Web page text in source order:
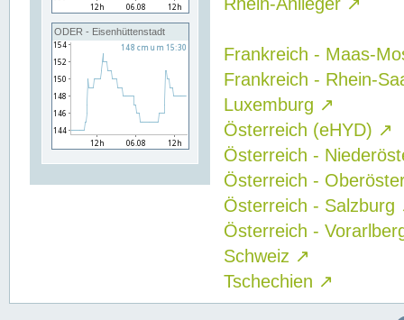
ODER - Eisenhüttenstadt
Frankreich - Maas-
Frankreich - Rhein-
Luxemburg ↗
Österreich (eHYD) ↗
Österreich -
Österreich -
Österreich - Salzburg
Österreich -
Schweiz ↗
Tschechien ↗